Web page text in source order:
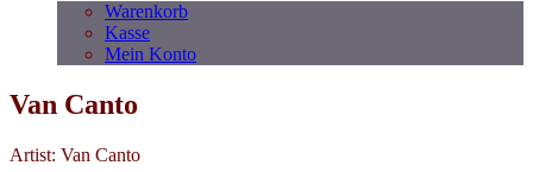
Warenkorb
Kasse
Mein Konto
Van Canto
Artist: Van Canto